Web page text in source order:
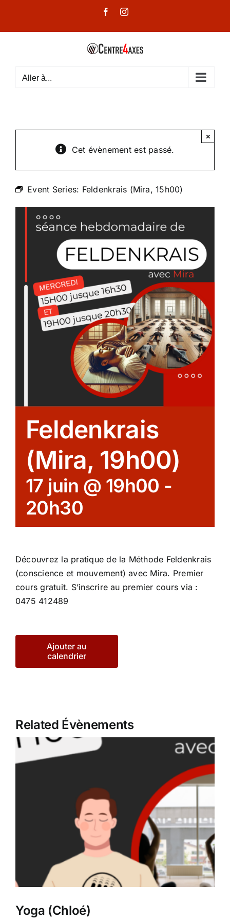
contenu
FacebookInstagram
Aller à...
Cet évènement est passé.
×
Event Series: Feldenkrais (Mira, 15h00)
Feldenkrais
(Mira, 19h00)
17 juin @ 19h00 -
20h30
Découvrez la pratique de la Méthode Feldenkrais
(conscience et mouvement) avec Mira. Premier
cours gratuit. S’inscrire au premier cours via :
0475 412489
Ajouter au
calendrier
Related Évènements
Yoga (Chloé)